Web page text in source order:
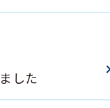
した